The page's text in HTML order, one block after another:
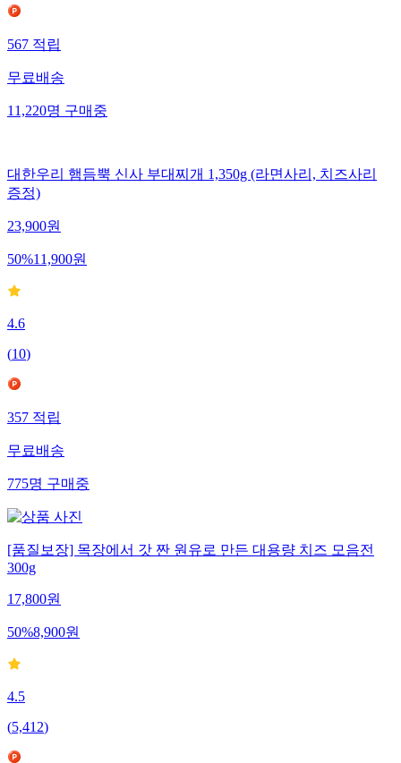
567 적립
무료배송
11,220명 구매중
대한우리 햄듬뿍 신사 부대찌개 1,350g (라면사리, 치즈사리
증정)
23,900원
50%11,900원
4.6
(10)
357적립
무료배송
775명구매중
[품질보장] 목장에서 갓 짠 원유로 만든 대용량 치즈 모음전
300g
17,800원
50%8,900원
4.5
(5,412)